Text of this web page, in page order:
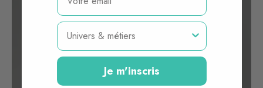
Métier
Je m'inscris